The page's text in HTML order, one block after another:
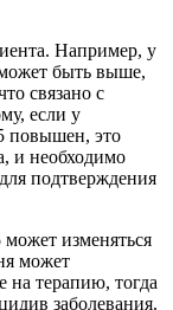
Например, у
быть выше,
связано с
если у
повышен, это
и необходимо
подтверждения
изменяться
может
на терапию, тогда
заболевания.